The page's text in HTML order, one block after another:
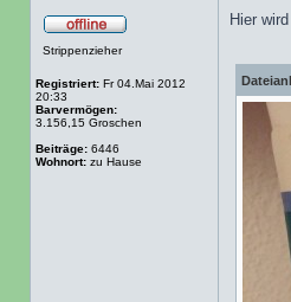
Strippenzieher
Registriert: Fr 04.Mai 2012
20:33
Barvermögen:
3.156,15 Groschen
Beiträge: 6446
Wohnort: zu Hause
Hier